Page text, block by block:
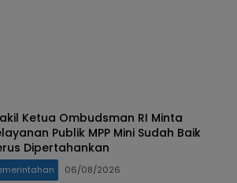
Ketua Ombudsman RI Minta
Publik MPP Mini Sudah Baik
Dipertahankan
06/08/2026